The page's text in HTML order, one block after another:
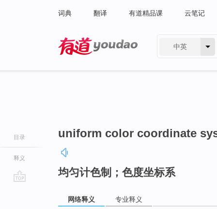
词典 翻译 有道精品课 云笔记
中英
目录
释义
uniform color coordinate
均匀计色制；色度坐标系
网络释义 专业释义